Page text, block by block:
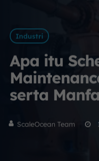
Industri
Apa itu
serta
ScaleOcean Team